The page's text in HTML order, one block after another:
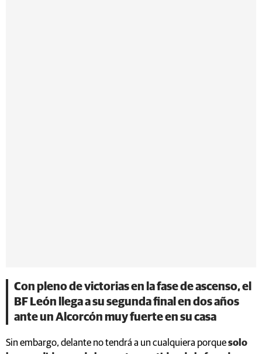
Con pleno de victorias en la fase de ascenso, el
BF León llega a su segunda final en dos años
ante un Alcorcón muy fuerte en su casa
Sin embargo, delante no tendrá a un cualquiera porquesolo